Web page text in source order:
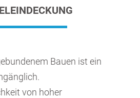
Bauen ist ein
von hoher